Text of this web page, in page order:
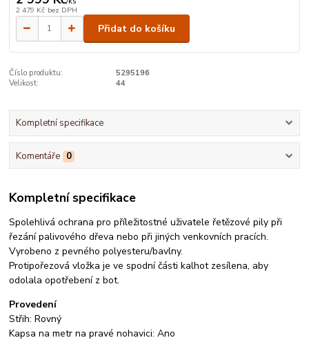
2 479 Kč bez DPH
Přidat do košíku
Číslo produktu:
5295196
Velikost:
44
Kompletní specifikace
Komentáře 0
Kompletní specifikace
Spolehlivá ochrana pro příležitostné uživatele řetězové pily při
řezání palivového dřeva nebo při jiných venkovních pracích.
Vyrobeno z pevného polyesteru/bavlny.
Protipořezová vložka je ve spodní části kalhot zesílena, aby
odolala opotřebení z bot.
Provedení
Střih: Rovný
Kapsa na metr na pravé nohavici: Ano